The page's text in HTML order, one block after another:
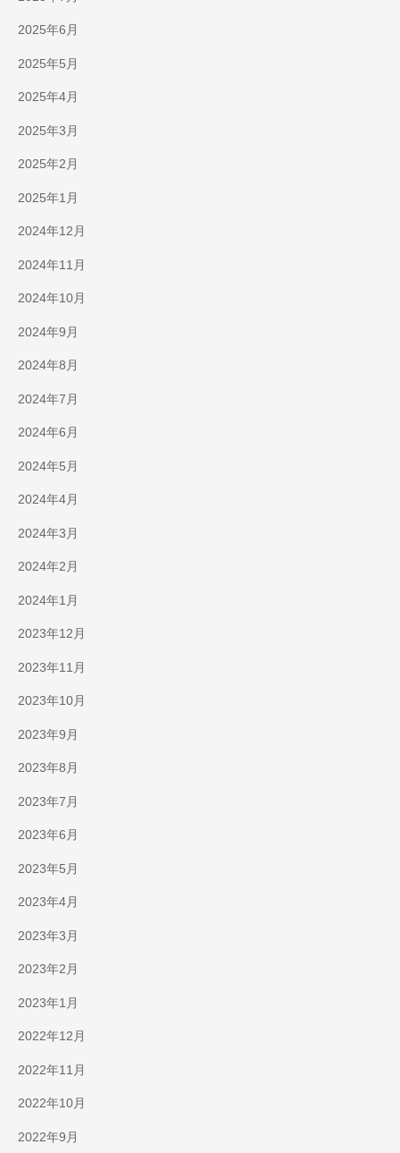
2025年6月
2025年5月
2025年4月
2025年3月
2025年2月
2025年1月
2024年12月
2024年11月
2024年10月
2024年9月
2024年8月
2024年7月
2024年6月
2024年5月
2024年4月
2024年3月
2024年2月
2024年1月
2023年12月
2023年11月
2023年10月
2023年9月
2023年8月
2023年7月
2023年6月
2023年5月
2023年4月
2023年3月
2023年2月
2023年1月
2022年12月
2022年11月
2022年10月
2022年9月